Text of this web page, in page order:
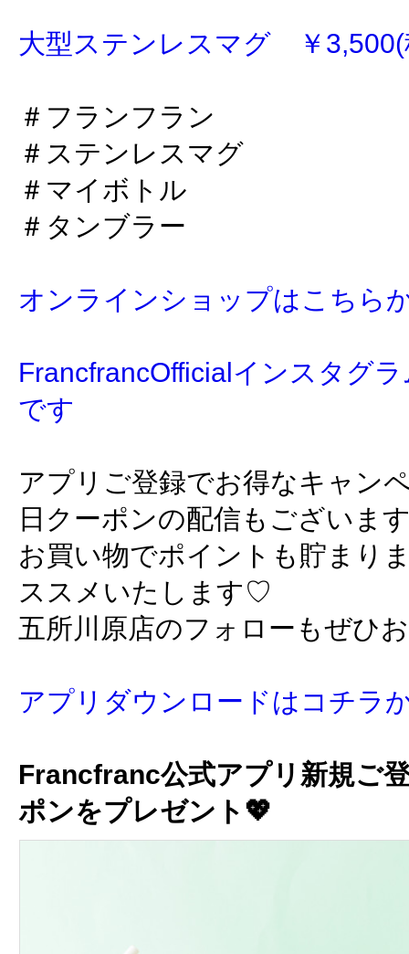
大型ステンレスマグ ￥3,500(
＃フランフラン
＃ステンレスマグ
＃マイボトル
＃タンブラー
オンラインショップはこちら
FrancfrancOfficialインスタグ
です
アプリご登録でお得なキャン
日クーポンの配信もございま
お買い物でポイントも貯まり
ススメいたします♡
五所川原店のフォローもぜひ
アプリダウンロードはコチラ
Francfranc公式アプリ新規ご
ポンをプレゼント💖